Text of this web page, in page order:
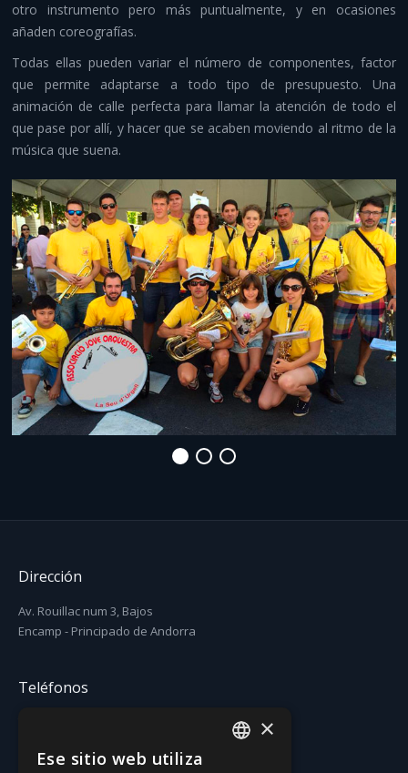
Otros servicios
Infraestructuras y material
Contacto
otro instrumento pero más puntualmente, y en ocasiones
añaden coreografías.
Todas ellas pueden variar el número de componentes, factor
que permite adaptarse a todo tipo de presupuesto. Una
animación de calle perfecta para llamar la atención de todo el
que pase por allí, y hacer que se acaben moviendo al ritmo de la
música que suena.
Dirección
Av. Rouillac num 3, Bajos
Encamp - Principado de Andorra
Teléfonos
×
Ese sitio web utiliza